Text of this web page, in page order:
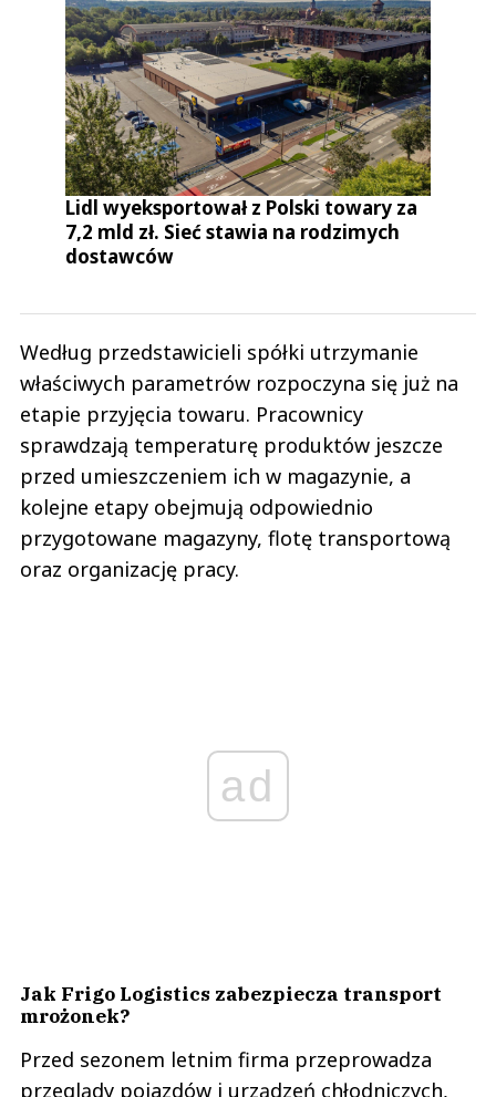
Lidl wyeksportował z Polski towary za
7,2 mld zł. Sieć stawia na rodzimych
dostawców
Według przedstawicieli spółki utrzymanie
właściwych parametrów rozpoczyna się już na
etapie przyjęcia towaru. Pracownicy
sprawdzają temperaturę produktów jeszcze
przed umieszczeniem ich w magazynie, a
kolejne etapy obejmują odpowiednio
przygotowane magazyny, flotę transportową
oraz organizację pracy.
ad
Jak Frigo Logistics zabezpiecza transport
mrożonek?
Przed sezonem letnim firma przeprowadza
przeglądy pojazdów i urządzeń chłodniczych,